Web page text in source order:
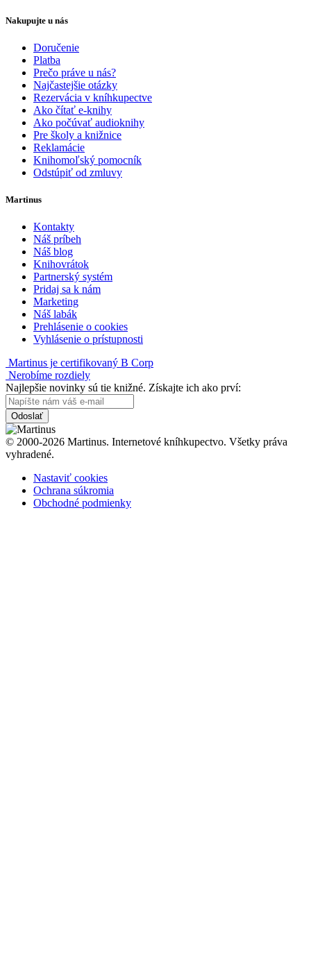
Nakupujte u nás
Doručenie
Platba
Prečo práve u nás?
Najčastejšie otázky
Rezervácia v kníhkupectve
Ako čítať e-knihy
Ako počúvať audioknihy
Pre školy a knižnice
Reklamácie
Knihomoľský pomocník
Odstúpiť od zmluvy
Martinus
Kontakty
Náš príbeh
Náš blog
Knihovrátok
Partnerský systém
Pridaj sa k nám
Marketing
Náš labák
Prehlásenie o cookies
Vyhlásenie o prístupnosti
Martinus je certifikovaný B Corp
Nerobíme rozdiely
Najlepšie novinky sú tie knižné. Získajte ich ako prví:
Odoslať
© 2000-2026 Martinus. Internetové kníhkupectvo. Všetky práva
vyhradené.
Nastaviť cookies
Ochrana súkromia
Obchodné podmienky